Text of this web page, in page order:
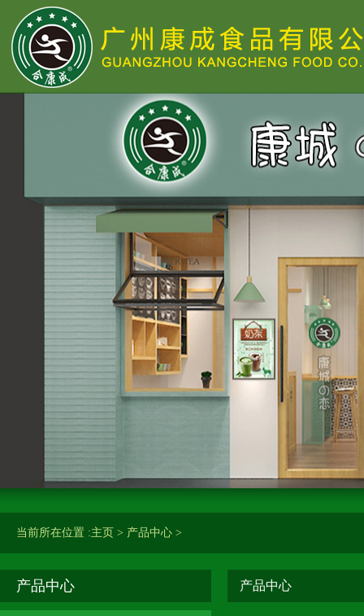
当前所在位置 :主页 > 产品中心 >
产品中心 产品中心